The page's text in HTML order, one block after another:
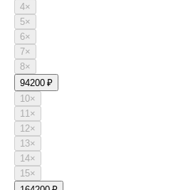
4×
5×
6×
7×
8×
94200 ₽
10×
11×
12×
13×
14×
15×